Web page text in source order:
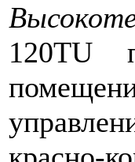
120TU